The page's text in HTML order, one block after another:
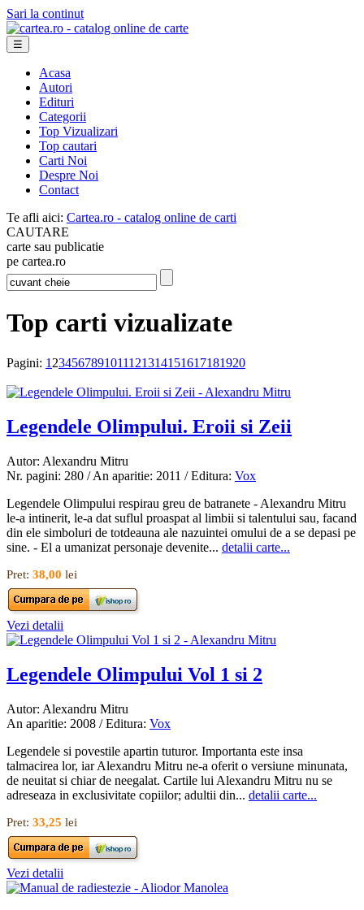
Sari la continut
☰
Acasa
Autori
Edituri
Categorii
Top Vizualizari
Top cautari
Carti Noi
Despre Noi
Contact
Te afli aici: Cartea.ro - catalog online de carti
CAUTARE
carte sau publicatie
pe cartea.ro
Top carti vizualizate
Pagini: 1 234567891011121314151617181920
Legendele Olimpului. Eroii si Zeii
Autor: Alexandru Mitru
Nr. pagini: 280 / An aparitie: 2011 / Editura: Vox
Legendele Olimpului respirau greu de batranete - Alexandru Mitru
le-a intinerit, le-a dat suflul proaspat al limbii si talentului sau, facand
din ele simboluri de totdeauna ale nazuintei omului de a se depasi pe
sine. - El a umanizat personaje devenite... detalii carte...
Pret: 38,00 lei
Vezi detalii
Legendele Olimpului Vol 1 si 2
Autor: Alexandru Mitru
An aparitie: 2008 / Editura: Vox
Legendele si povestile apartin tuturor. Importanta este insa
talmacirea lor, iar Alexandru Mitru ne-a oferit o versiune minunata,
de neuitat si chiar de neegalat. Cartile lui Alexandru Mitru nu se
adreseaza in exclusivitate copiilor; adultii din... detalii carte...
Pret: 33,25 lei
Vezi detalii